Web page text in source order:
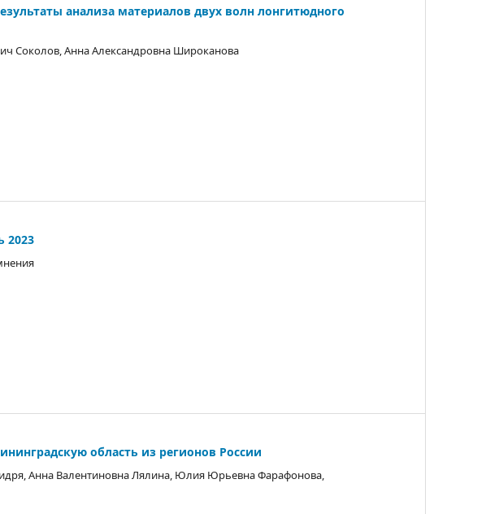
анализа материалов двух волн лонгитюдного
Соколов, Анна Александровна Широканова
2023
область из регионов России
Анна Валентиновна Лялина, Юлия Юрьевна Фарафонова,